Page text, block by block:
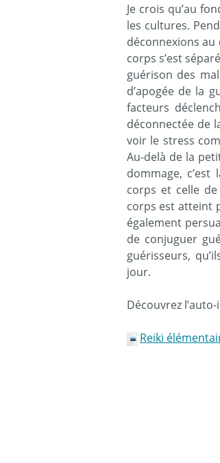
Je crois qu’au
les cultures.
déconnexions
corps s’est
guérison des
d’apogée de la
facteurs
déconnectée de
voir le stress
Au-delà de la
dommage,
corps et celle
corps est atteint
également
de conjuguer
guérisseurs,
jour.
Découvrez
Reiki